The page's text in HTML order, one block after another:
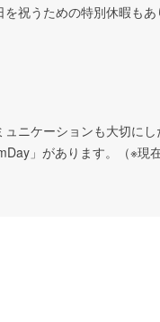
祝うための特別休暇もあ
ニケーションも大切に
」があります。（※現